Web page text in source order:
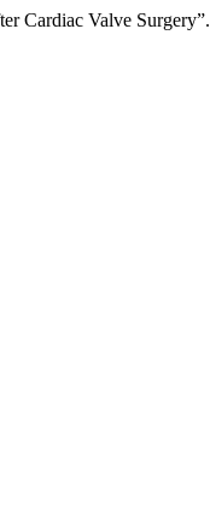
Cardiac Valve Surgery”.